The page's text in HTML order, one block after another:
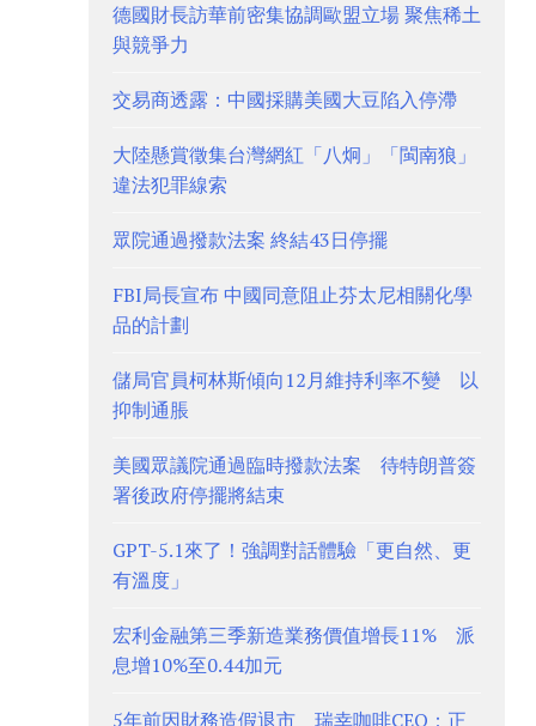
德國財長訪華前密集協調歐盟立場 聚焦稀土
與競爭力
交易商透露：中國採購美國大豆陷入停滯
大陸懸賞徵集台灣網紅「八炯」「閩南狼」
違法犯罪線索
眾院通過撥款法案 終結43日停擺
FBI局長宣布 中國同意阻止芬太尼相關化學
品的計劃
儲局官員柯林斯傾向12月維持利率不變 以
抑制通脹
美國眾議院通過臨時撥款法案 待特朗普簽
署後政府停擺將結束
GPT-5.1來了！強調對話體驗「更自然、更
有溫度」
宏利金融第三季新造業務價值增長11% 派
息增10%至0.44加元
5年前因財務造假退市 瑞幸咖啡CEO：正